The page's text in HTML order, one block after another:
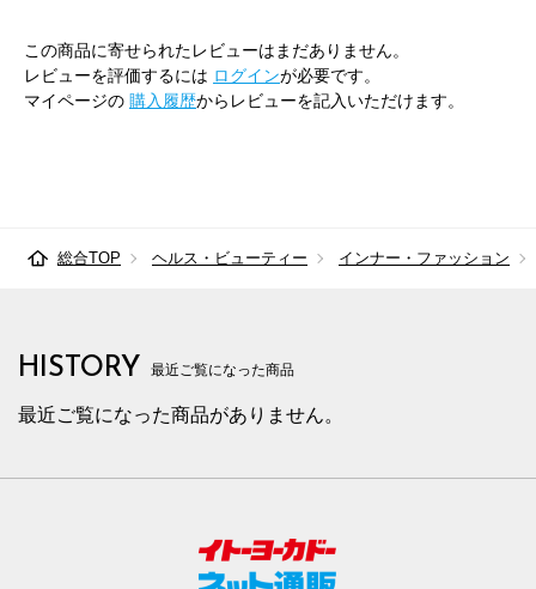
この商品に寄せられたレビューはまだありません。
レビューを評価するには ログインが必要です。
マイページの 購入履歴からレビューを記入いただけます。
総合TOP ヘルス・ビューティー インナー・ファッション
HISTORY 最近ご覧になった商品
最近ご覧になった商品がありません。